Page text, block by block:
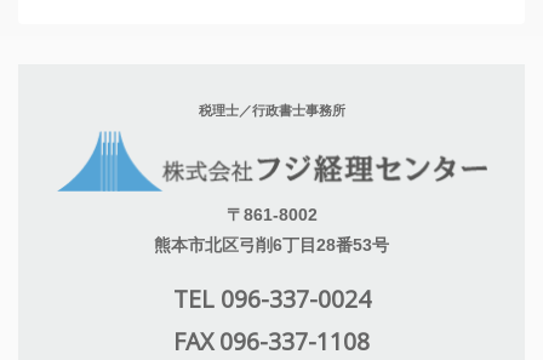
税理士／行政書士事務所
〒861-8002
熊本市北区弓削6丁目28番53号
TEL 096-337-0024
FAX 096-337-1108